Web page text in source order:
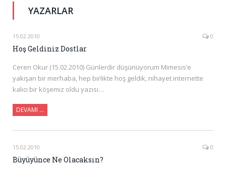
YAZARLAR
15.02.2010 0
Hoş Geldiniz Dostlar
Ceren Okur (15.02.2010) Günlerdir düşünüyorum Mimesis’e
yakışan bir merhaba, hep birlikte hoş geldik, nihayet internette
kalıcı bir köşemiz oldu yazısı…
DEVAMI …
15.02.2010 0
Büyüyünce Ne Olacaksın?